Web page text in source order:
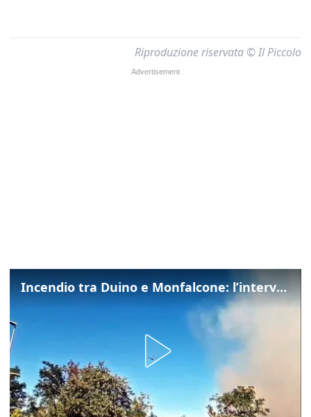
Riproduzione riservata © Il Piccolo
Incendio tra Duino e Monfalcone: l’intervento dei vigili del fuoco